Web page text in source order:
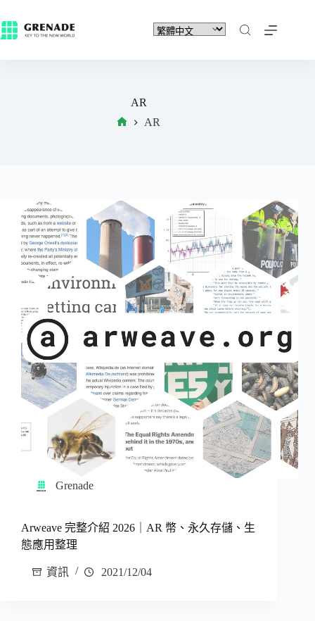
AR
AR
Grenade
Arweave 完整介紹 2026｜AR 幣、永久存儲、生
態應用整理
資訊 2021/12/04